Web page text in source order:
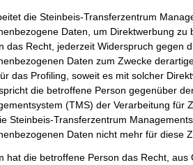
die Steinbeis-Transferzentrum
Daten, um Direktwerbung
das Recht, jederzeit Widerspruch gegen
Daten zum Zwecke
das Profiling, soweit es mit solcher
die betroffene Person gegenüber
(TMS) der Verarbeitung für
Steinbeis-Transferzentrum
Daten nicht mehr für diese
hat die betroffene Person das Recht, aus